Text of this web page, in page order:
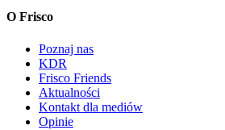
O Frisco
Poznaj nas
KDR
Frisco Friends
Aktualności
Kontakt dla mediów
Opinie